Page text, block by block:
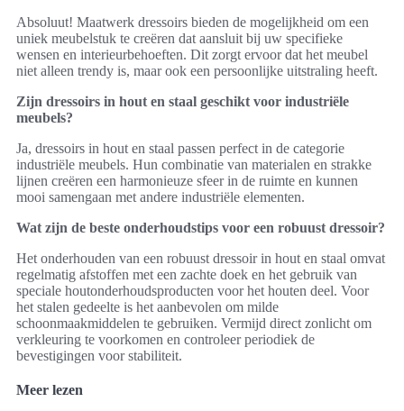
Absoluut! Maatwerk dressoirs bieden de mogelijkheid om een
uniek meubelstuk te creëren dat aansluit bij uw specifieke
wensen en interieurbehoeften. Dit zorgt ervoor dat het meubel
niet alleen trendy is, maar ook een persoonlijke uitstraling heeft.
Zijn dressoirs in hout en staal geschikt voor industriële
meubels?
Ja, dressoirs in hout en staal passen perfect in de categorie
industriële meubels. Hun combinatie van materialen en strakke
lijnen creëren een harmonieuze sfeer in de ruimte en kunnen
mooi samengaan met andere industriële elementen.
Wat zijn de beste onderhoudstips voor een robuust dressoir?
Het onderhouden van een robuust dressoir in hout en staal omvat
regelmatig afstoffen met een zachte doek en het gebruik van
speciale houtonderhoudsproducten voor het houten deel. Voor
het stalen gedeelte is het aanbevolen om milde
schoonmaakmiddelen te gebruiken. Vermijd direct zonlicht om
verkleuring te voorkomen en controleer periodiek de
bevestigingen voor stabiliteit.
Meer lezen